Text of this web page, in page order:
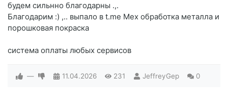
будем сильнно благодарны .,.
Благодарим :) ,.. выпало в t.me Мех обработка металла и
порошковая покраска
система оплаты любых сервисов
— 11.04.2026 231 JeffreyGep 0